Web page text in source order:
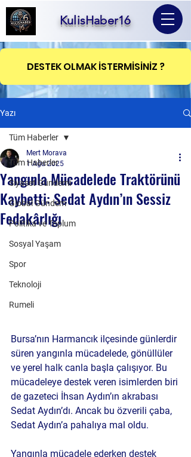
KulisHaber16
DESTEK OLMAK İSTERMİSİNİZ ?
Yazı
Tüm Haberler
Siyaset Gündemi
Global Gündem
Politika ve Toplum
Sosyal Yaşam
Spor
Teknoloji
Rumeli
Tüm Haberler
Yangınla Mücadelede Traktörünü
Kaybetti: Sedat Aydın’ın Sessiz
Fedakârlığı
Mert Morava
1 Ağu 2025
Bursa’nın Harmancık ilçesinde günlerdir
süren yangınla mücadelede, gönüllüler
ve yerel halk canla başla çalışıyor. Bu
mücadeleye destek veren isimlerden biri
de gazeteci İhsan Aydın’ın akrabası
Sedat Aydın’dı. Ancak bu özverili çaba,
Sedat Aydın’a pahalıya mal oldu.
Yangınla mücadele ederken destek